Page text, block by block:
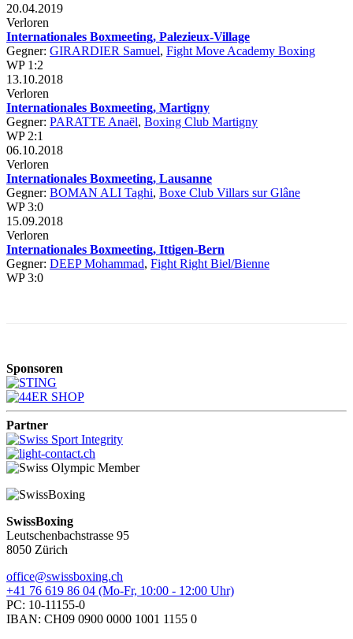
20.04.2019
Verloren
Internationales Boxmeeting, Palezieux-Village
Gegner: GIRARDIER Samuel, Fight Move Academy Boxing
WP 1:2
13.10.2018
Verloren
Internationales Boxmeeting, Martigny
Gegner: PARATTE Anaël, Boxing Club Martigny
WP 2:1
06.10.2018
Verloren
Internationales Boxmeeting, Lausanne
Gegner: BOMAN ALI Taghi, Boxe Club Villars sur Glâne
WP 3:0
15.09.2018
Verloren
Internationales Boxmeeting, Ittigen-Bern
Gegner: DEEP Mohammad, Fight Right Biel/Bienne
WP 3:0
Sponsoren
Partner
SwissBoxing
Leutschenbachstrasse 95
8050 Zürich
office@swissboxing.ch
+41 76 619 86 04 (Mo-Fr, 10:00 - 12:00 Uhr)
PC: 10-11155-0
IBAN: CH09 0900 0000 1001 1155 0